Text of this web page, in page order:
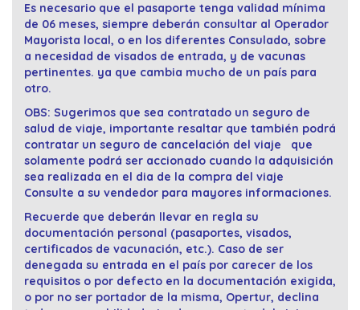
Es necesario que el pasaporte tenga validad mínima
de 06 meses, siempre deberán consultar al Operador
Mayorista local, o en los diferentes Consulado, sobre
a necesidad de visados de entrada, y de vacunas
pertinentes. ya que cambia mucho de un país para
otro.
OBS: Sugerimos que sea contratado un seguro de
salud de viaje, importante resaltar que también podrá
contratar un seguro de cancelación del viaje que
solamente podrá ser accionado cuando la adquisición
sea realizada en el dia de la compra del viaje
Consulte a su vendedor para mayores informaciones.
Recuerde que deberán llevar en regla su
documentación personal (pasaportes, visados,
certificados de vacunación, etc.). Caso de ser
denegada su entrada en el país por carecer de los
requisitos o por defecto en la documentación exigida,
o por no ser portador de la misma, Opertur, declina